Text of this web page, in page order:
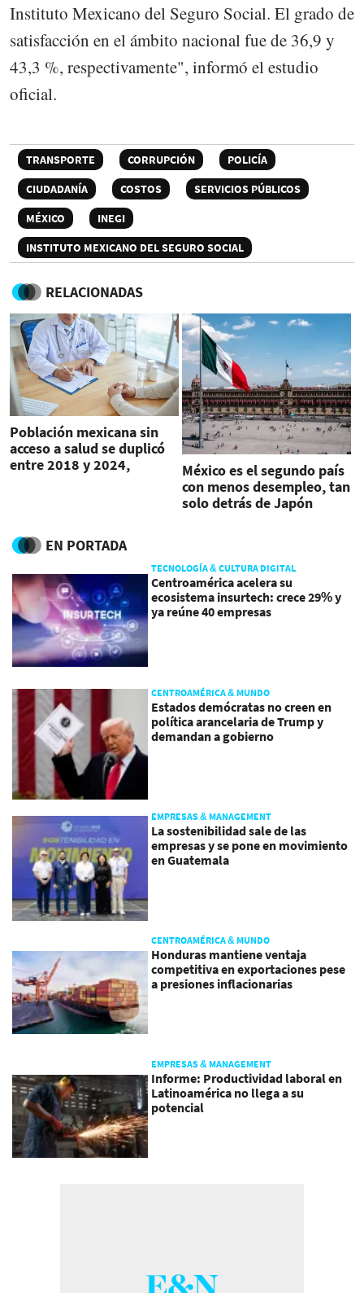
Instituto Mexicano del Seguro Social. El grado de
satisfacción en el ámbito nacional fue de 36,9 y
43,3 %, respectivamente", informó el estudio
oficial.
TRANSPORTE CORRUPCIÓN
POLICÍA
CIUDADANÍA
COSTOS
SERVICIOS PÚBLICOS
MÉXICO
INEGI
INSTITUTO MEXICANO DEL SEGURO SOCIAL
RELACIONADAS
Población mexicana sin
acceso a salud se duplicó
entre 2018 y 2024,
México es el segundo país
con menos desempleo, tan
solo detrás de Japón
EN PORTADA
TECNOLOGÍA & CULTURA DIGITAL
Centroamérica acelera su
ecosistema insurtech: crece 29% y
ya reúne 40 empresas
CENTROAMÉRICA & MUNDO
Estados demócratas no creen en
política arancelaria de Trump y
demandan a gobierno
EMPRESAS & MANAGEMENT
La sostenibilidad sale de las
empresas y se pone en movimiento
en Guatemala
CENTROAMÉRICA & MUNDO
Honduras mantiene ventaja
competitiva en exportaciones pese
a presiones inflacionarias
EMPRESAS & MANAGEMENT
Informe: Productividad laboral en
Latinoamérica no llega a su
potencial